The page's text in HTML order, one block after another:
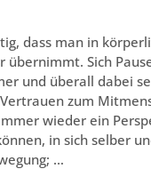
dass man in
Sich
und überall dabei
zum
wieder ein
in sich selber
…